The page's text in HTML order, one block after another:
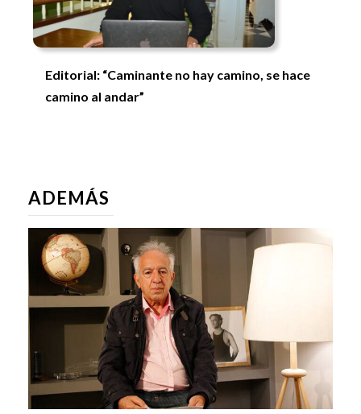
Editorial: “Caminante no hay camino, se hace
camino al andar”
ADEMÁS